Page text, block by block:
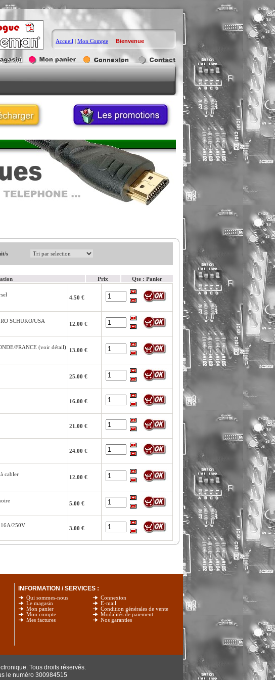
Accueil | Mon Compte Bienvenue
s
Prix Qte : Panier
4.50 €
SCHUKO/USA
12.00 €
FRANCE (voir détail)
13.00 €
25.00 €
16.00 €
21.00 €
24.00 €
cabler
12.00 €
5.00 €
16A/250V
3.00 €
INFORMATION / SERVICES :
Qui sommes-nous
Le magasin
Mon panier
Mon compte
Mes factures
Connexion
E-mail
Condition générales de vente
Modalités de paiement
Nos garanties
Tous droits réservés.
le numéro 300984515